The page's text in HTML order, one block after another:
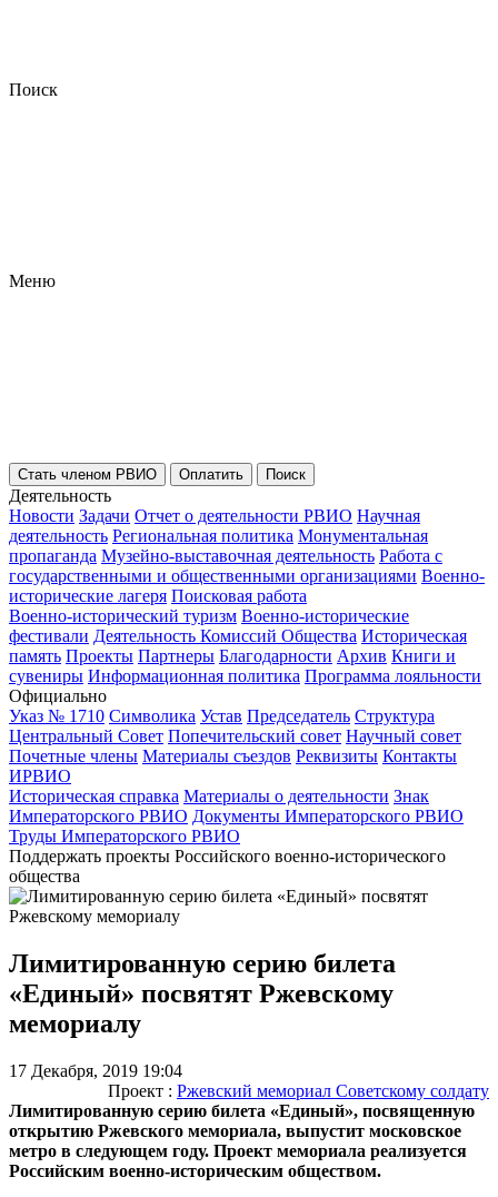
Поиск
Меню
Стать членом РВИО Оплатить Поиск
Деятельность
Новости Задачи Отчет о деятельности РВИО Научная
деятельность Региональная политика Монументальная
пропаганда Музейно-выставочная деятельность Работа с
государственными и общественными организациями Военно-
исторические лагеря Поисковая работа
Военно-исторический туризм Военно-исторические
фестивали Деятельность Комиссий Общества Историческая
память Проекты Партнеры Благодарности Архив Книги и
сувениры Информационная политика Программа лояльности
Официально
Указ № 1710 Символика Устав Председатель Структура
Центральный Совет Попечительский совет Научный совет
Почетные члены Материалы съездов Реквизиты Контакты
ИРВИО
Историческая справка Материалы о деятельности Знак
Императорского РВИО Документы Императорского РВИО
Труды Императорского РВИО
Поддержать проекты Российского военно-исторического
общества
Лимитированную серию билета
«Единый» посвятят Ржевскому
мемориалу
17 Декабря, 2019 19:04
Проект : Ржевский мемориал Советскому солдату
Лимитированную серию билета «Единый», посвященную
открытию Ржевского мемориала, выпустит московское
метро в следующем году. Проект мемориала реализуется
Российским военно-историческим обществом.